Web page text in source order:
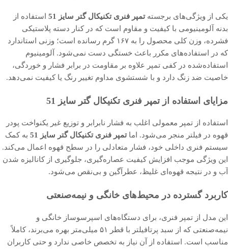
یکی از ویژگی‌های برجستهتمپر فنری تکنیکال گتر سایز 51
استفاده از
بدنه آلومینیومی با کیفیت و مقاوم است که در کنار دسته پلاستیکی
فشرده، وزن کلی محصول را به ۱۶۷ گرم رسانده است؛ وزنی استاندارد
که در استفاده‌های مکرر باعث خستگی دست نمی‌شود. آلومینیوم
استفاده‌شده در کفی تمپر علاوه بر مقاومت در برابر فشار و خوردگی،
خاصیت ضد زنگ دارد و با شستشوی مداوم تغییر رنگ یا کیفیت نمی‌دهد.
مزایای استفاده از تمپر فنری تکنیکال گتر سایز 51
استفاده از تمپر معمولی اغلب به فشار نابرابر و توزیع غیر یکنواخت پودر
قهوه در فیلتر منجر می‌شود. اماتمپر فنری تکنیکال گتر سایز 51
به کمک
سیستم فنری داخلی خود، فشار متعادلی را در سطح قهوه اعمال می‌کند.
این ویژگی موجب افزایش کیفیت عصاره‌گیری، جلوگیری از کانالیزه شدن
آب و در نتیجه قهوه‌ای غلیظ، عطرآگین و بی‌نقص می‌شود.
کاربرد گسترده در محیط‌های خانگی و نیمه‌صنعتی
این مدل از تمپر فنری، برای دستگاه‌های اسپرسوساز خانگی و
نیمه‌صنعتی که از سبد پرتافیلتر با قطر ۵۱ میلی‌متر بهره می‌برند، کاملاً
مناسب است. استفاده از آن نیاز به تخصص خاصی ندارد و حتی کاربران